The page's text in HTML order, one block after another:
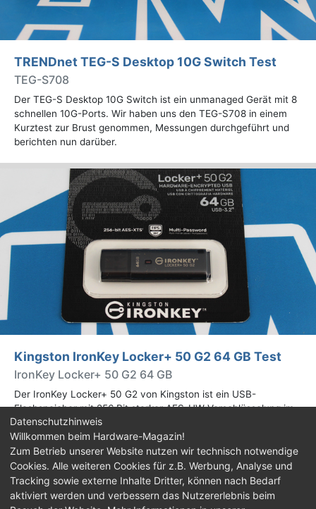
TRENDnet TEG-S Desktop 10G Switch Test
TEG-S708
Der TEG-S Desktop 10G Switch ist ein unmanaged Gerät mit 8
schnellen 10G-Ports. Wir haben uns den TEG-S708 in einem
Kurztest zur Brust genommen, Messungen durchgeführt und
berichten nun darüber.
Kingston IronKey Locker+ 50 G2 64 GB Test
IronKey Locker+ 50 G2 64 GB
Der IronKey Locker+ 50 G2 von Kingston ist ein USB-
Flashspeicher mit 256 Bit starker AES-HW-Verschlüsselung im
XTS-Modus. Wir haben das 64-GB-Modell im Praxistest
genauer begutachtet.
Impressum| Kontakt |Jobs |Datenschutz |
Consent‑Einstellungen |Haftungsausschluss
Datenschutzhinweis
Willkommen beim Hardware-Magazin!
Zum Betrieb unserer Website nutzen wir technisch notwendige
Cookies. Alle weiteren Cookies für z.B. Werbung, Analyse und
Tracking sowie externe Inhalte Dritter, können nach Bedarf
aktiviert werden und verbessern das Nutzererlebnis beim